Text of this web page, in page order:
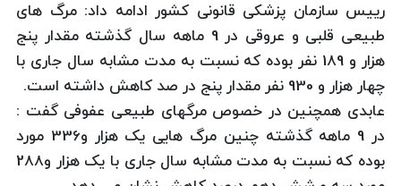
رییس سازمان پزشکی قانونی کشور ادامه داد: مرگ های
طبیعی قلبی و عروقی در 9 ماهه سال گذشته مقدار پنج
هزار و 189 نفر بوده که نسبت به مدت مشابه سال جاری با
چهار هزار و 930 نفر مقدار پنج در صد کاهش داشته است.
عابدی همچنین در خصوص مرگهای طبیعی عفوفی گفت :
در 9 ماهه گذشته چنین مرگ هایی یک هزار و336 مورد
بوده که نسبت به مدت مشابه سال جاری با یک هزار و288